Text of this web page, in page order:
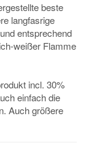
beste
langfasrige
entsprechend
weißer Flamme
incl. 30%
einfach die
Auch größere